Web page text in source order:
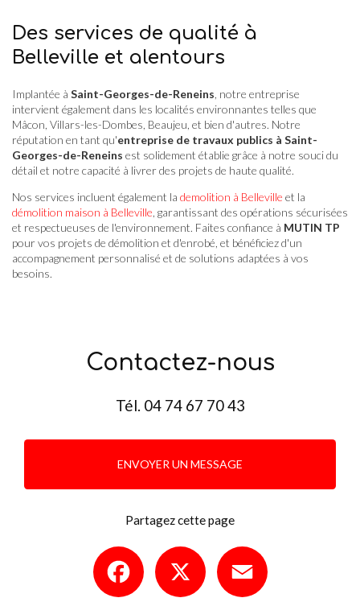
Des services de qualité à
Belleville et alentours
Implantée à Saint-Georges-de-Reneins , notre entreprise
intervient également dans les localités environnantes telles que
Mâcon, Villars-les-Dombes, Beaujeu, et bien d'autres. Notre
réputation en tant qu'entreprise de travaux publics à Saint-
Georges-de-Reneins est solidement établie grâce à notre souci du
détail et notre capacité à livrer des projets de haute qualité.
Nos services incluent également la demolition à Belleville et la
démolition maison à Belleville , garantissant des opérations sécurisées
et respectueuses de l'environnement. Faites confiance à MUTIN TP
pour vos projets de démolition et d'enrobé, et bénéficiez d'un
accompagnement personnalisé et de solutions adaptées à vos
besoins.
Contactez-nous
Tél. 04 74 67 70 43
ENVOYER UN MESSAGE
Partagez cette page
Facebook